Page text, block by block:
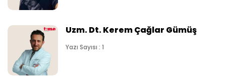
Uzm. Dt. Kerem Çağlar Gümüş
Yazı Sayısı : 1